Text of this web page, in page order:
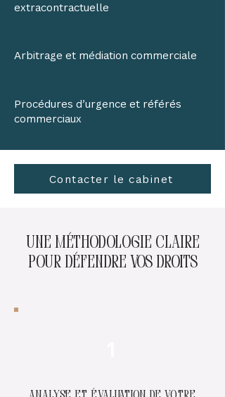
extracontractuelle
Arbitrage et médiation commerciale
Procédures d’urgence et référés
commerciaux
Contacter le cabinet
une méthodologie claire
pour défendre vos droits